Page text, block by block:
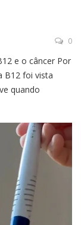
0
e o câncer Por
B12 foi vista
quando
[…]